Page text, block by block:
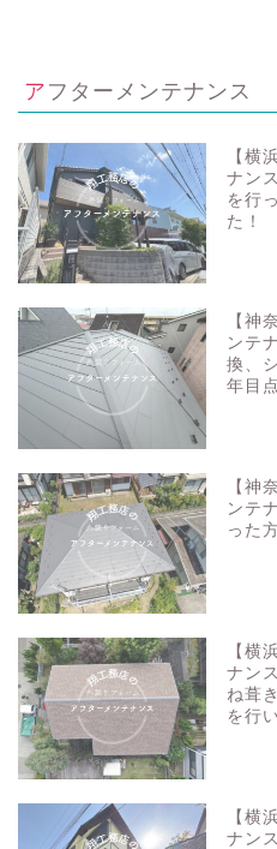
アフターメンテナンス
【横
ナン
を行
た！
【神
ンテ
換、
年目
【神
ンテ
った
【横
ナン
ね葺
を行
【横
ナン